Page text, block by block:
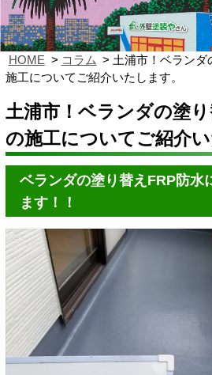
HOME コラム
土浦市！ベランダ
施工についてご紹介いたします。
土浦市！ベランダの塗
の施工についてご紹介い
ベランダの塗り替えFRP防水
ます！！